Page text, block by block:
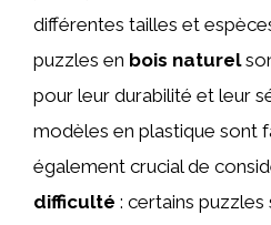
différentes tailles et
puzzles en bois naturel
pour leur durabilité et leur
modèles en plastique sont
également crucial de
difficulté : certains